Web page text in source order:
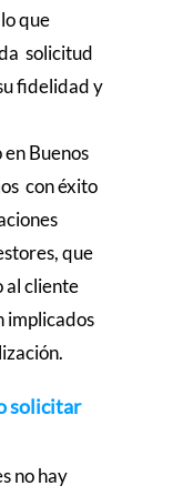
que
solicitud
fidelidad y
Buenos
con éxito
que
al cliente
implicados
solicitar
no hay